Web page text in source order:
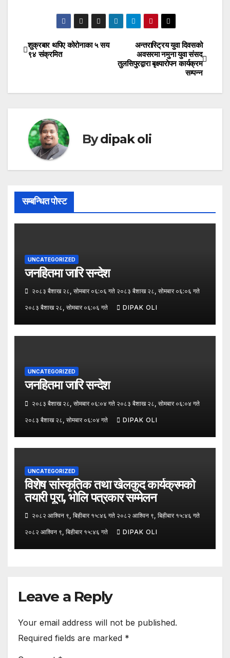
Post
अन्तरास्ट्रिय युवा दिवसको
अवसरमा नमुना युवा संसद
तुलसिपुरद्वारा बृक्ष्यारोपन कार्यक्रम
सम्पन्न
शुक्रबार थपिए कोरोनाका ५ सय
९४ संक्रमित
Bydipak oli
सम्बन्धित पोस्ट
UNCATEGORIZED
जनहितमा जारि सन्देश
२०८३ बैशाख २८, सोमबार ०६:०६ गते २०८३ बैशाख २८, सोमबार ०६:०६ गते
२०८३ बैशाख २८, सोमबार ०६:०६ गते DIPAK OLI
UNCATEGORIZED
जनहितमा जारि सन्देश
२०८३ बैशाख २८, सोमबार ०६:०४ गते २०८३ बैशाख २८, सोमबार ०६:०४ गते
२०८३ बैशाख २८, सोमबार ०६:०४ गते DIPAK OLI
UNCATEGORIZED
विशेष सांस्कृतिक तथा खेलकुद कार्यक्रमको
तयारी पूरा, भोलि पत्रकार सम्मेलन
२०८२ आश्विन ९, बिहीबार १५:४६ गते २०८२ आश्विन ९, बिहीबार १५:४६ गते
२०८२ आश्विन ९, बिहीबार १५:४६ गते DIPAK OLI
Leave a Reply
Your email address will not be published.
Required fields are marked *